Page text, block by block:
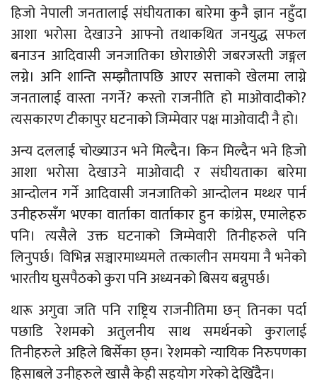
हिजो नेपाली जनतालाई संघीयताका बारेमा कुनै ज्ञान नहुँदा
आशा भरोसा देखाउने आफ्नो तथाकथित जनयुद्ध सफल
बनाउन आदिवासी जनजातिका छोराछोरी जबरजस्ती जङ्गल
लग्ने। अनि शान्ति सम्झौतापछि आएर सत्ताको खेलमा लाग्ने
जनतालाई वास्ता नगर्ने? कस्तो राजनीति हो माओवादीको?
त्यसकारण टीकापुर घटनाको जिम्मेवार पक्ष माओवादी नै हो।
अन्य दललाई चोख्याउन भने मिल्दैन। किन मिल्दैन भने हिजो
आशा भरोसा देखाउने माओवादी र संघीयताका बारेमा
आन्दोलन गर्ने आदिवासी जनजातिको आन्दोलन मथ्थर पार्न
उनीहरुसँग भएका वार्ताका वार्ताकार हुन कांग्रेस, एमालेहरु
पनि। त्यसैले उक्त घटनाको जिम्मेवारी तिनीहरुले पनि
लिनुपर्छ। विभिन्न सञ्चारमाध्यमले तत्कालीन समयमा नै भनेको
भारतीय घुसपैठको कुरा पनि अध्यनको बिसय बन्नुपर्छ।
थारू अगुवा जति पनि राष्ट्रिय राजनीतिमा छन् तिनका पर्दा
पछाडि रेशमको अतुलनीय साथ समर्थनको कुरालाई
तिनीहरुले अहिले बिर्सेका छ्न। रेशमको न्यायिक निरुपणका
हिसाबले उनीहरुले खासै केही सहयोग गरेको देखिँदैन।